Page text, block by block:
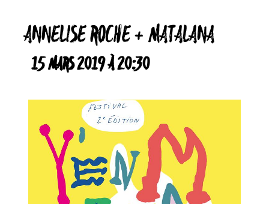
ANNELISE ROCHE + MATALANA
15 MARS 2019 À 20:30